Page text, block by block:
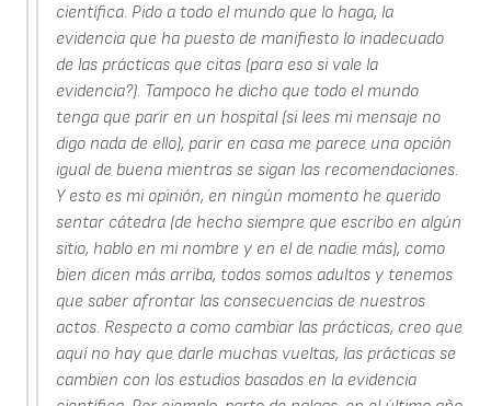
científica. Pido a todo el mundo que lo haga, la
evidencia que ha puesto de manifiesto lo inadecuado
de las prácticas que citas (para eso si vale la
evidencia?). Tampoco he dicho que todo el mundo
tenga que parir en un hospital (si lees mi mensaje no
digo nada de ello), parir en casa me parece una opción
igual de buena mientras se sigan las recomendaciones.
Y esto es mi opinión, en ningún momento he querido
sentar cátedra (de hecho siempre que escribo en algún
sitio, hablo en mi nombre y en el de nadie más), como
bien dicen más arriba, todos somos adultos y tenemos
que saber afrontar las consecuencias de nuestros
actos. Respecto a como cambiar las prácticas, creo que
aquí no hay que darle muchas vueltas, las prácticas se
cambien con los estudios basados en la evidencia